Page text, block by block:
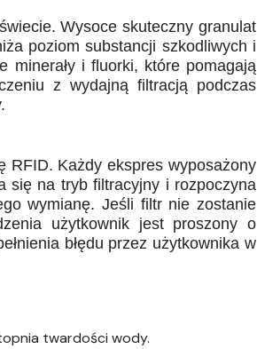
Wysoce skuteczny granulat
poziom substancji szkodliwych i
minerały i fluorki, które pomagają
z wydajną filtracją podczas
RFID. Każdy ekspres wyposażony
się na tryb filtracyjny i rozpoczyna
wymianę. Jeśli filtr nie zostanie
użytkownik jest proszony o
błędu przez użytkownika w
twardości wody.